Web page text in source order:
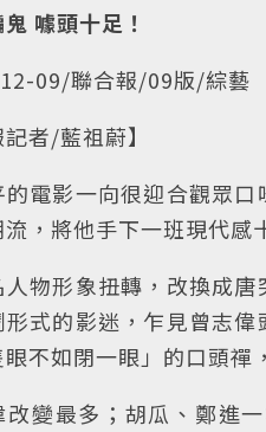
噱頭十足！
09/聯合報/09版/綜藝
記者/藍祖蔚】
電影一向很迎合觀眾
，將他手下一班現代感
人物形象扭轉，改換成
形式的影迷，乍見曾志
不如閉一眼」的口頭禪
改變最多；胡瓜、鄭進